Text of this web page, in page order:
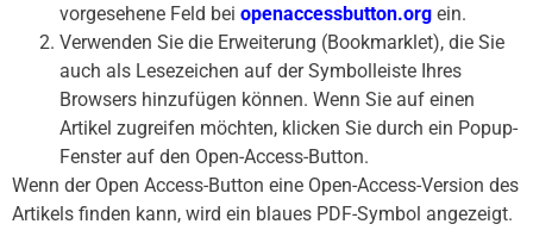
vorgesehene Feld bei openaccessbutton.org ein.
Verwenden Sie die Erweiterung (Bookmarklet), die Sie
auch als Lesezeichen auf der Symbolleiste Ihres
Browsers hinzufügen können. Wenn Sie auf einen
Artikel zugreifen möchten, klicken Sie durch ein Popup-
Fenster auf den Open-Access-Button.
Wenn der Open Access-Button eine Open-Access-Version des
Artikels finden kann, wird ein blaues PDF-Symbol angezeigt.